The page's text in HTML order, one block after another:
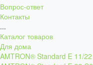
Вопрос-ответ
Контакты
...
Каталог товаров
Для дома
AMTRON® Standard E 11/22